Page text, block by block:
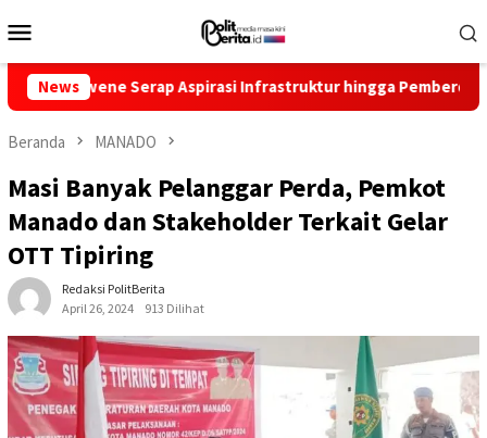
ke
Mobile
NewsAspirasi Infrastruktur hingga Pemberdayaan Ekonomi
Beranda MANADO
Masi Banyak Pelanggar Perda, Pemkot
Manado dan Stakeholder Terkait Gelar
OTT Tipiring
Redaksi PolitBerita
April 26, 2024
913 Dilihat